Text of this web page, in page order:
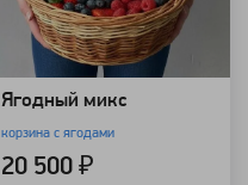
Ягодный микс
корзина с ягодами
20 500 ₽